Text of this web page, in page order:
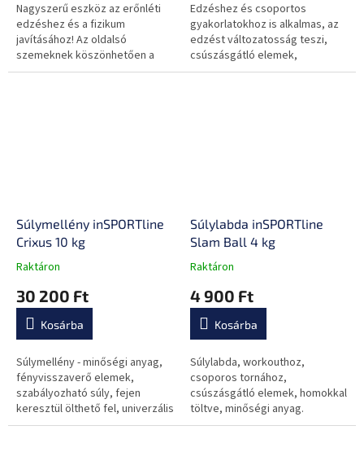
Nagyszerű eszköz az erőnléti
edzéshez és a fizikum
javításához! Az oldalsó
szemeknek köszönhetően a
labdát gumiszalaghoz vagy
Edzéshez és csoportos
gyakorlatokhoz is alkalmas, az
edzést változatosság teszi,
csúszásgátló elemek,
homoktöltés és minőségi
Súlymellény inSPORTline
Crixus 10 kg
A
átlagos
értékelése
0,0
csillag.
Raktáron
30 200 Ft
Kosárba
Súlymellény - minőségi anyag,
fényvisszaverő elemek,
szabályozható súly, fejen
keresztül ölthető fel, univerzális
méret.
Súlylabda inSPORTline
Slam Ball 4 kg
A
átlagos
értékelése
0,0
csillag.
Raktáron
4 900 Ft
Kosárba
Súlylabda, workouthoz,
csoporos tornához,
csúszásgátló elemek, homokkal
töltve, minőségi anyag.